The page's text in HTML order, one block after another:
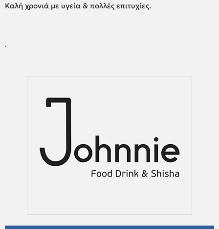
Καλή χρονιά με υγεία & πολλές επιτυχίες.
·